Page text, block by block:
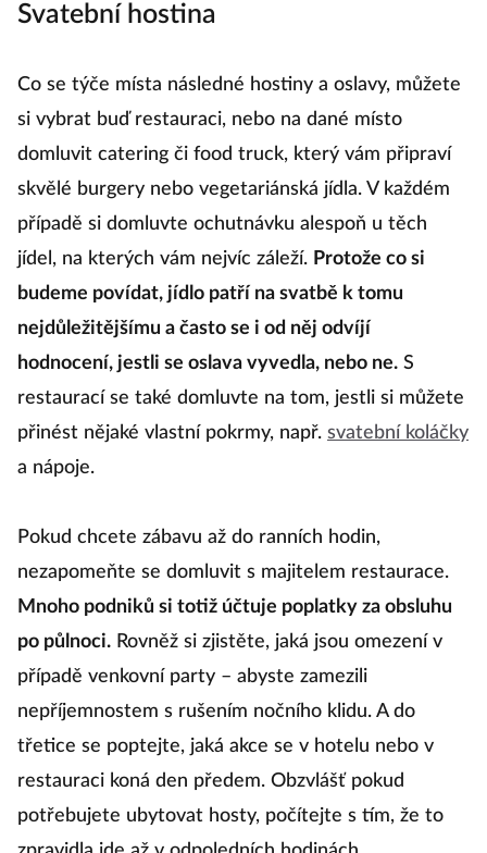
Svatební hostina
Co se týče místa následné hostiny a oslavy, můžete
si vybrat buď restauraci, nebo na dané místo
domluvit catering či food truck, který vám připraví
skvělé burgery nebo vegetariánská jídla. V každém
případě si domluvte ochutnávku alespoň u těch
jídel, na kterých vám nejvíc záleží. Protože co si
budeme povídat, jídlo patří na svatbě k tomu
nejdůležitějšímu a často se i od něj odvíjí
hodnocení, jestli se oslava vyvedla, nebo ne. S
restaurací se také domluvte na tom, jestli si můžete
přinést nějaké vlastní pokrmy, např. svatební koláčky
a nápoje.
Pokud chcete zábavu až do ranních hodin,
nezapomeňte se domluvit s majitelem restaurace.
Mnoho podniků si totiž účtuje poplatky za obsluhu
po půlnoci. Rovněž si zjistěte, jaká jsou omezení v
případě venkovní party – abyste zamezili
nepříjemnostem s rušením nočního klidu. A do
třetice se poptejte, jaká akce se v hotelu nebo v
restauraci koná den předem. Obzvlášť pokud
potřebujete ubytovat hosty, počítejte s tím, že to